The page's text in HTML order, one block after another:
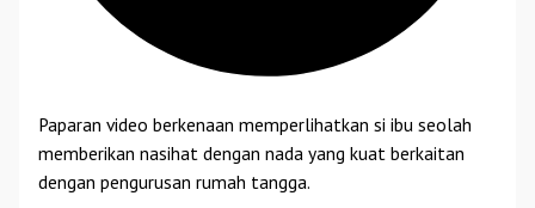
Paparan video berkenaan memperlihatkan si ibu seolah
memberikan nasihat dengan nada yang kuat berkaitan
dengan pengurusan rumah tangga.